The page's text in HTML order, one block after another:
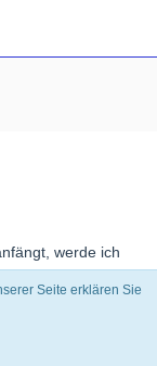
werde ich
kann sie sich in
und
Seite erklären Sie